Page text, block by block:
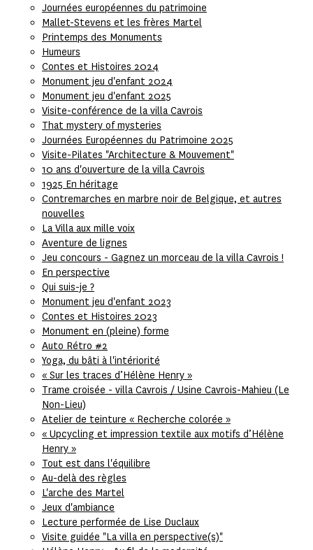
Journées européennes du patrimoine
Mallet-Stevens et les frères Martel
Printemps des Monuments
Humeurs
Contes et Histoires 2024
Monument jeu d'enfant 2024
Monument jeu d'enfant 2025
Visite-conférence de la villa Cavrois
That mystery of mysteries
Journées Européennes du Patrimoine 2025
Visite-Pilates "Architecture & Mouvement"
10 ans d'ouverture de la villa Cavrois
1925 En héritage
Contremarches en marbre noir de Belgique, et autres
nouvelles
La Villa aux mille voix
Aventure de lignes
Jeu concours - Gagnez un morceau de la villa Cavrois !
En perspective
Qui suis-je ?
Monument jeu d'enfant 2023
Contes et Histoires 2023
Monument en (pleine) forme
Auto Rétro #2
Yoga, du bâti à l'intériorité
« Sur les traces d’Hélène Henry »
Trame croisée - villa Cavrois / Usine Cavrois-Mahieu (Le
Non-Lieu)
Atelier de teinture « Recherche colorée »
« Upcycling et impression textile aux motifs d’Hélène
Henry »
Tout est dans l'équilibre
Au-delà des règles
L'arche des Martel
Jeux d'ambiance
Lecture performée de Lise Duclaux
Visite guidée "La villa en perspective(s)"